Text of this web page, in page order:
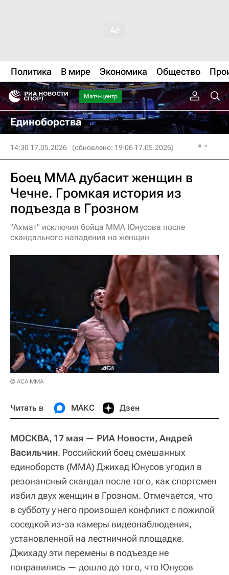
Политика В мире Экономика Общество
Матч-центр
Единоборства
14:30 17.05.2026 (обновлено: 19:06 17.05.2026)
Боец ММА дубасит женщин в
Чечне. Громкая история из
подъезда в Грозном
"Ахмат" исключил бойца ММА Юнусова после
скандального нападения на женщин
© АСА ММА
Читать в МАКС Дзен
МОСКВА, 17 мая — РИА Новости, Андрей
Васильчин. Российский боец смешанных
единоборств (ММА) Джихад Юнусов угодил в
резонансный скандал после того, как спортсмен
избил двух женщин в Грозном. Отмечается, что
в субботу у него произошел конфликт с пожилой
соседкой из-за камеры видеонаблюдения,
установленной на лестничной площадке.
Джихаду эти перемены в подъезде не
понравились — дошло до того, что Юнусов